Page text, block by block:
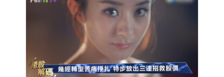
江总部物业服务项目
亚太股份：公司是零跑汽车和
Stellantis集团的供应商
理工雷科面向边缘AI场景推出"山
海"系列智算模组 系列产品基于国产
CPU与GPU构建
【异动股】医疗研发外包板块拉升，
博腾股份(300363.CN)涨20.02%
日韩股市收盘双双下跌